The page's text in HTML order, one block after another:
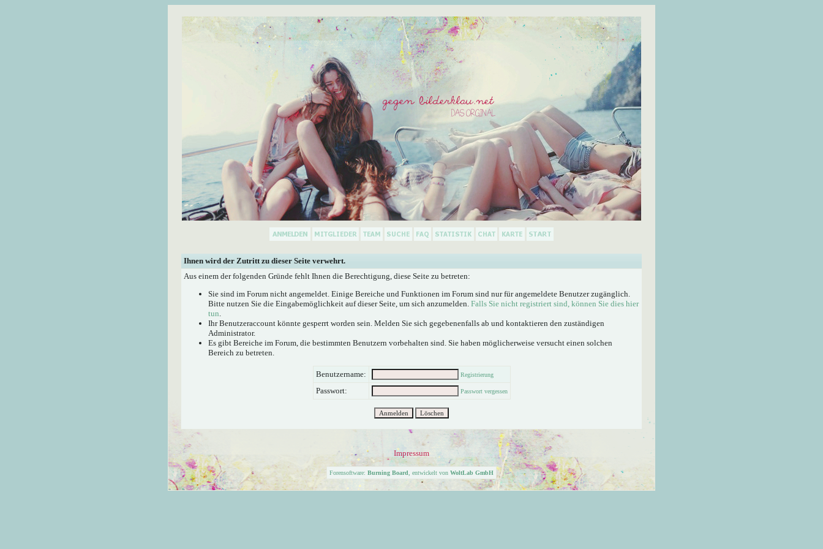
Ihnen wird der Zutritt zu dieser Seite verwehrt.
Aus einem der folgenden Gründe fehlt Ihnen die Berechtigung, diese Seite zu betreten:
Sie sind im Forum nicht angemeldet. Einige Bereiche und Funktionen im Forum sind nur für angemeldete Benutzer zugänglich.
Bitte nutzen Sie die Eingabemöglichkeit auf dieser Seite, um sich anzumelden. Falls Sie nicht registriert sind, können Sie dies hier
tun.
Ihr Benutzeraccount könnte gesperrt worden sein. Melden Sie sich gegebenenfalls ab und kontaktieren den zuständigen
Administrator.
Es gibt Bereiche im Forum, die bestimmten Benutzern vorbehalten sind. Sie haben möglicherweise versucht einen solchen
Bereich zu betreten.
Benutzername: Registrierung
Passwort: Passwort vergessen
Impressum
Forensoftware: Burning Board , entwickelt von WoltLab GmbH